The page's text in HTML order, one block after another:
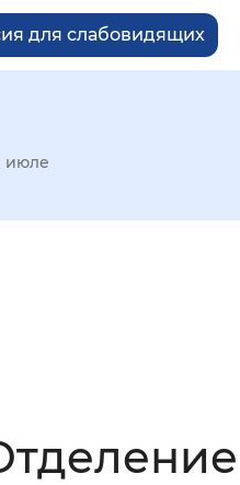
для слабовидящих
июле